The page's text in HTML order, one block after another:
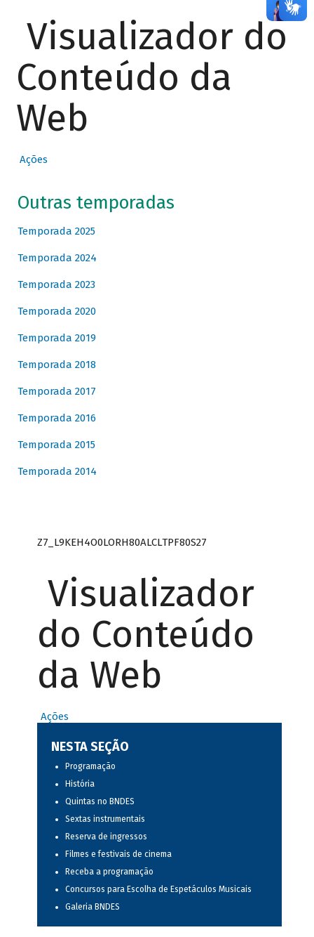
Visualizador do
Conteúdo da
Web
Ações
Outras temporadas
Temporada 2025
Temporada 2024
Temporada 2023
Temporada 2020
Temporada 2019
Temporada 2018
Temporada 2017
Temporada 2016
Temporada 2015
Temporada 2014
Z7_L9KEH4O0LORH80ALCLTPF80S27
Visualizador
do Conteúdo
da Web
Ações
NESTA SEÇÃO
Programação
História
Quintas no BNDES
Sextas instrumentais
Reserva de ingressos
Filmes e festivais de cinema
Receba a programação
Concursos para Escolha de Espetáculos Musicais
Galeria BNDES